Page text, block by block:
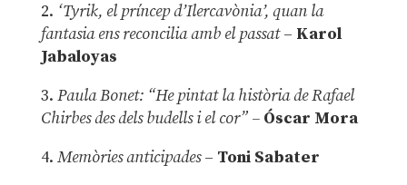
2. ‘Tyrik, el príncep d’Ilercavònia’, quan la
fantasia ens reconcilia amb el passat– Karol
Jabaloyas
3. Paula Bonet: “He pintat la història de Rafael
Chirbes des dels budells i el cor” –Óscar Mora
4. Memòries anticipades– Toni Sabater